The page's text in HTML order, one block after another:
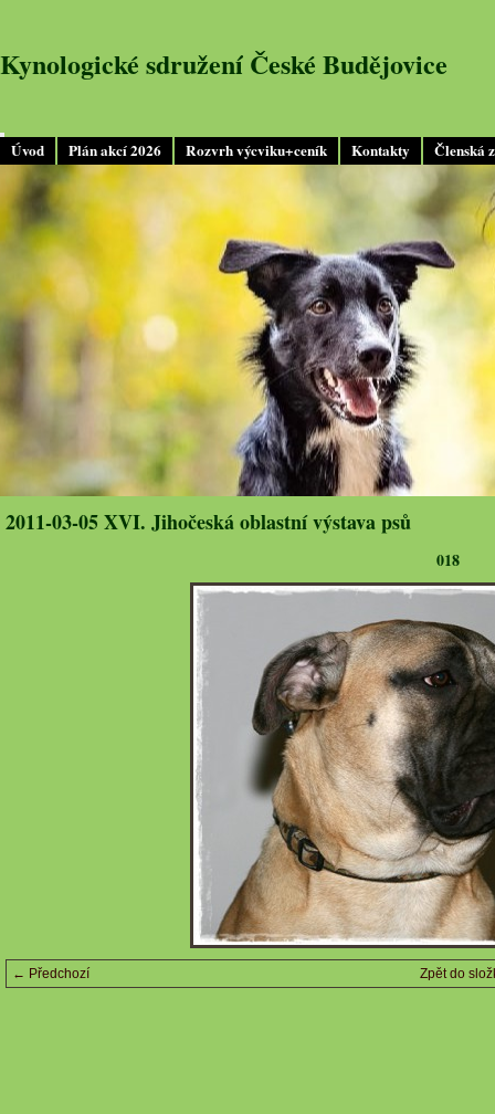
Úvod Plán akcí 2026 Rozvrh výcviku+ceník Kontakty Členská
Kynologické sdružení České Budějovice
2011-03-05 XVI. Jihočeská oblastní výstava psů
018
← Předchozí Zpět do